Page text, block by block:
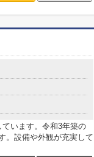
います。令和3年築の
。設備や外観が充実して